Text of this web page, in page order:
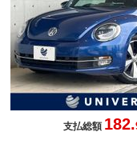
支払総額182.